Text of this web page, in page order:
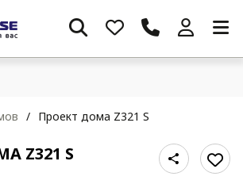
/ Проект дома Z321 S
Z321 S